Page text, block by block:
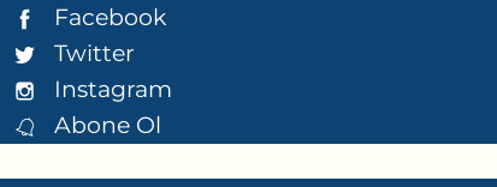
Facebook
Twitter
Instagram
Abone Ol